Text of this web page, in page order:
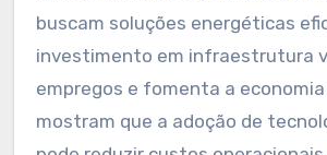
Essa mudança incentiva a
energias renováveis, como solar e
Brasil possui um potencial
energia solar, com uma radiação
kWh/m²/dia. Além disso, a